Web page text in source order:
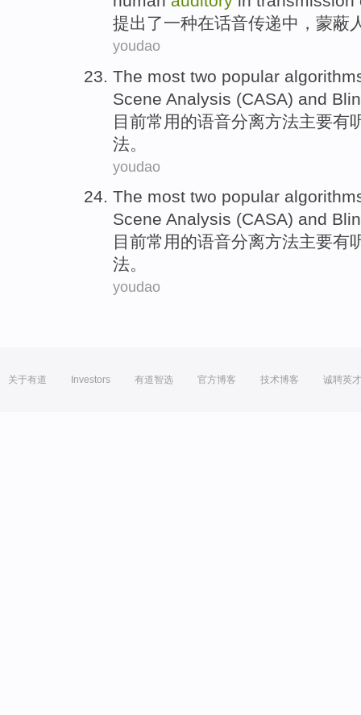
提出了一种在话音传递中， 蒙蔽
youdao
The most two popular
Scene Analysis (CASA) and
目前常用的语音分离方法主要有
法。
youdao
The most two popular
Scene Analysis (CASA) and
目前常用的语音分离方法主要有
法。
youdao
关于有道 Investors 有道智选 官方博客 技术博客 诚聘英才